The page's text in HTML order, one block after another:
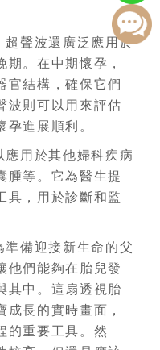
超聲波還廣泛應用於
。在中期懷孕，
官結構，確保它們
波則可以用來評估
孕進展順利。
應用於其他婦科疾病
腫等。它為醫生提
具，用於診斷和監
備迎接新生命的父
他們能夠在胎兒發
其中。這扇透視胎
成長的實時畫面，
的重要工具。然